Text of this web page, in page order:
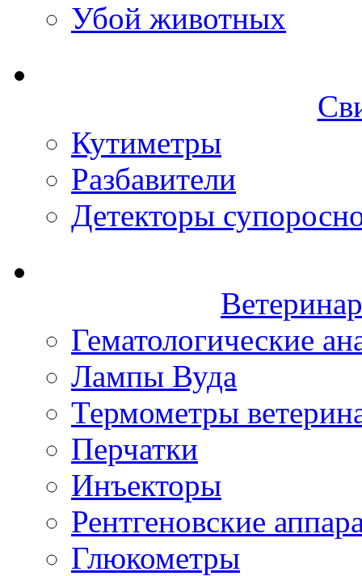
Убой животных
Кутиметры
Разбавители
Детекторы
Гематологические
Лампы Вуда
Термометры
Перчатки
Инъекторы
Рентгеновские
Глюкометры